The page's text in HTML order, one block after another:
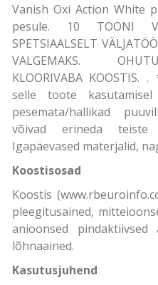
Vanish Oxi Action White
pesule. 10 TOONI
SPETSIAALSELT
VALGEMAKS.
KLOORIVABA KOOSTIS.
selle toote
pesemata/hallikad
võivad erineda
Igapäevased materjalid,
Koostisosad
Koostis
pleegitusained,
anioonsed pindaktiivsed
lõhnaained.
Kasutusjuhend